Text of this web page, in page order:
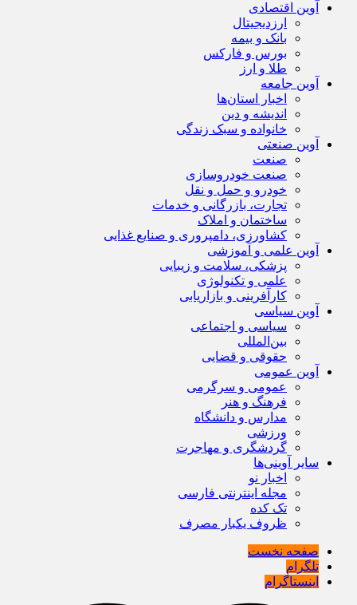
آوین اقتصادی
ارزدیجیتال
بانک و بیمه
بورس و فارکس
طلا و ارز
آوین جامعه
اخبار استان‌ها
اندیشه و دین
خانواده و سبک زندگی
آوین صنعتی
صنعت
صنعت خودروسازی
خودرو و حمل و نقل
تجارت، بازرگانی و خدمات
ساختمان و املاک
کشاورزی، دامپروری و صنایع غذایی
آوین علمی و آموزشی
پزشکی، سلامت و زیبایی
علمی و تکنولوژی
کارآفرینی و بازاریابی
آوین سیاسی
سیاسی و اجتماعی
بین‌المللی
حقوقی و قضایی
آوین عمومی
عمومی و سرگرمی
فرهنگ و هنر
مدارس و دانشگاه
ورزشی
گردشگری و مهاجرت
سایر آوینی‌ها
اخبار نو
مجله اینترنتی فارسی
تک کده
ظروف یکبار مصرف
صفحه نخست
تلگرام
اینستاگرام